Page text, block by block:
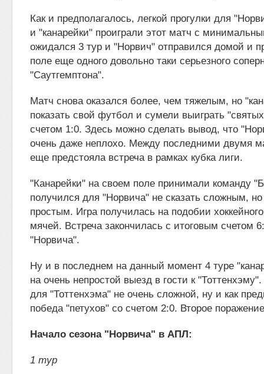
Как и предполагалось, легкой прогулки для
и "канарейки" проиграли этот матч с
ожидался 3 тур и "Норвич" отправился домой и
поле еще одного довольно таки серьезного
"Саутгемптона".
Матч снова оказался более, чем тяжелым, но
показать свой футбол и сумели выиграть
счетом 1:0. Здесь можно сделать вывод, что
очень даже неплохо. Между последними двумя
еще предстояла встреча в рамках кубка лиги.
"Канарейки" на своем поле принимали команду
получился для "Норвича" не сказать сложным, но
простым. Игра получилась на подобии
мячей. Встреча закончилась с итоговым счетом
"Норвича".
Ну и в последнем на данный момент 4 туре
на очень непростой выезд в гости к
для "Тоттенхэма" не очень сложной, ну и как
победа "петухов" со счетом 2:0. Второе
Начало сезона "Норвича" в АПЛ:
1 тур